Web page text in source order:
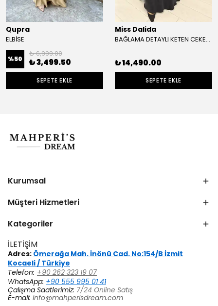
Qupra
ELBİSE
%50
₺ 6,999.00
₺ 3,499.50
SEPETE EKLE
Miss Dalida
BAĞLAMA DETAYLI KETEN CEKET ELBİSE TAKIM
₺ 14,490.00
SEPETE EKLE
Kurumsal
Müşteri Hizmetleri
Kategoriler
İLETİŞİM
Adres: Ömerağa Mah. İnönü Cad. No:154/B İzmit
Kocaeli / Türkiye
Telefon: +90 262 323 19 07
WhatsApp: +90 555 995 01 41
Çalışma Saatlerimiz: 7/24 Online Satış
E-mail: info@mahperisdream.com